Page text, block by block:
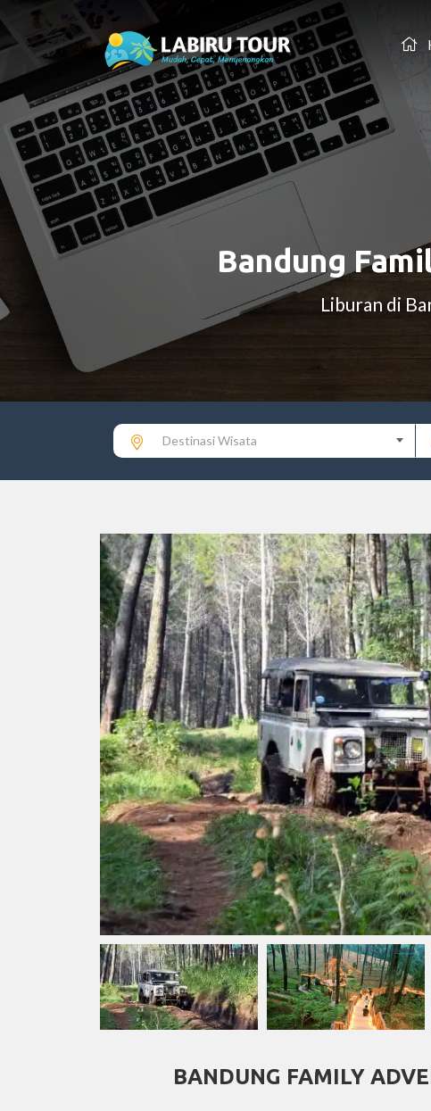
Bandung
Liburan di
Destinasi Wisata
BANDUNG FAMILY